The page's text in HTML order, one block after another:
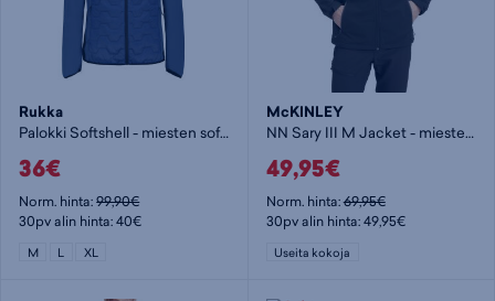
Rukka
Palokki Softshell - miesten softshelltakki
36€
Norm. hinta:99,90€
30pv alin hinta: 40€
M L XL
McKINLEY
NN Sary III M Jacket - miesten softshelltakki
49,95€
Norm. hinta:69,95€
30pv alin hinta: 49,95€
Useita kokoja